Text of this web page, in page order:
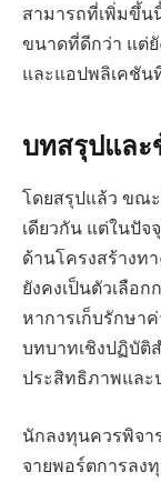
สามารถที่เพิ่มขึ้น
ขนาดที่ดีกว่า แต่
และแอปพลิเคชัน
บทสรุปแล
โดยสรุปแล้ว ขณ
เดียวกัน แต่ในปั
ด้านโครงสร้างท
ยังคงเป็นตัวเลือ
หาการเก็บรักษา
บทบาทเชิงปฏิบัติ
ประสิทธิภาพและ
นักลงทุนควรพิจา
จายพอร์ตการลง